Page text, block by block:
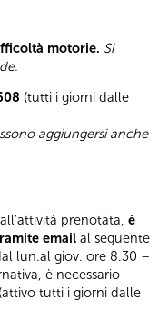
motorie. Si
(tutti i giorni dalle
aggiungersi anche
prenotata, è
email al seguente
lun.al giov. ore 8.30 –
è necessario
(attivo tutti i giorni dalle